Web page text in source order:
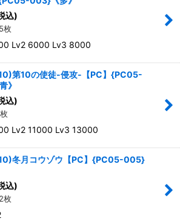
込)
枚
Lv2 6000 Lv3 8000
第10の使徒-侵攻-【PC】{PC05-
》
込)
Lv2 11000 Lv3 13000
冬月コウゾウ【PC】{PC05-005}
込)
枚